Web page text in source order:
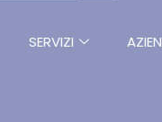
SERVIZI